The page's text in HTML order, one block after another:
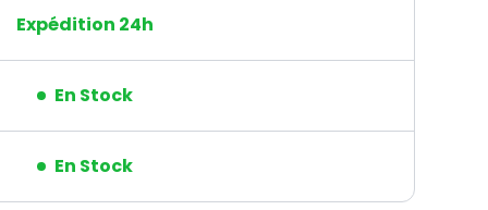
Expédition 24h
En Stock
En Stock